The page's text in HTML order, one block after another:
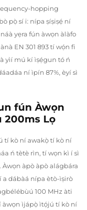
hopping
pọ̀ sí i: nípa ṣíṣiṣẹ́ ní
yẹra fún àwọn àlàfo
EN 301 893 tí wọ́n fi
yìí mú kí ìṣẹ́gun tó ń
ní ìpín 87%, èyí sì
fún Àwọn
200ms Lọ
tí kò ní awakọ̀ tí kò ní
ń tètè rìn, tí wọn kì í sì
Àwọn àpò àpò alágbára
a dábàá nípa ètò-ìṣirò
100 MHz àti
àwọn ìjápọ̀ ìtọ́jú tí kò ní